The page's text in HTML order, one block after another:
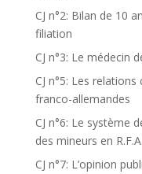
CJ n°2: Bilan de 10
filiation
CJ n°3: Le médecin
CJ n°5: Les
franco-allemandes
CJ n°6: Le système
des mineurs en R.F.A.
CJ n°7: L’opinion